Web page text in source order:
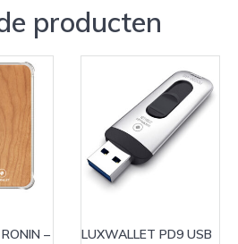
producten
–
LUXWALLET PD9 USB